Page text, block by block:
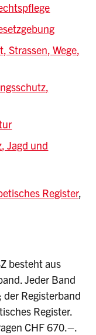
Strassen, Wege,
Jagd und
Register,
besteht aus
Jeder Band
Registerband
Register.
CHF 670.–.